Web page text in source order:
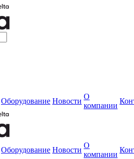
Оборудование Новости
О
компании
Оборудование Новости
О
компании